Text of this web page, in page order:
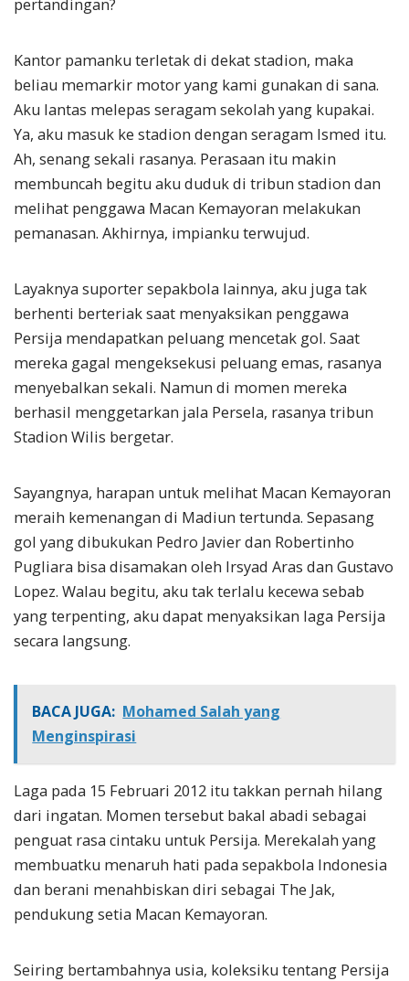
pertandingan?
Kantor pamanku terletak di dekat stadion, maka
beliau memarkir motor yang kami gunakan di sana.
Aku lantas melepas seragam sekolah yang kupakai.
Ya, aku masuk ke stadion dengan seragam Ismed itu.
Ah, senang sekali rasanya. Perasaan itu makin
membuncah begitu aku duduk di tribun stadion dan
melihat penggawa Macan Kemayoran melakukan
pemanasan. Akhirnya, impianku terwujud.
Layaknya suporter sepakbola lainnya, aku juga tak
berhenti berteriak saat menyaksikan penggawa
Persija mendapatkan peluang mencetak gol. Saat
mereka gagal mengeksekusi peluang emas, rasanya
menyebalkan sekali. Namun di momen mereka
berhasil menggetarkan jala Persela, rasanya tribun
Stadion Wilis bergetar.
Sayangnya, harapan untuk melihat Macan Kemayoran
meraih kemenangan di Madiun tertunda. Sepasang
gol yang dibukukan Pedro Javier dan Robertinho
Pugliara bisa disamakan oleh Irsyad Aras dan Gustavo
Lopez. Walau begitu, aku tak terlalu kecewa sebab
yang terpenting, aku dapat menyaksikan laga Persija
secara langsung.
BACA JUGA: Mohamed Salah yang
Menginspirasi
Laga pada 15 Februari 2012 itu takkan pernah hilang
dari ingatan. Momen tersebut bakal abadi sebagai
penguat rasa cintaku untuk Persija. Merekalah yang
membuatku menaruh hati pada sepakbola Indonesia
dan berani menahbiskan diri sebagai The Jak,
pendukung setia Macan Kemayoran.
Seiring bertambahnya usia, koleksiku tentang Persija